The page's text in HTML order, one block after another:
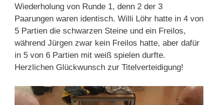
Wiederholung von Runde 1, denn 2 der 3
Paarungen waren identisch. Willi Löhr hatte in 4 von
5 Partien die schwarzen Steine und ein Freilos,
während Jürgen zwar kein Freilos hatte, aber dafür
in 5 von 6 Partien mit weiß spielen durfte.
Herzlichen Glückwunsch zur Titelverteidigung!